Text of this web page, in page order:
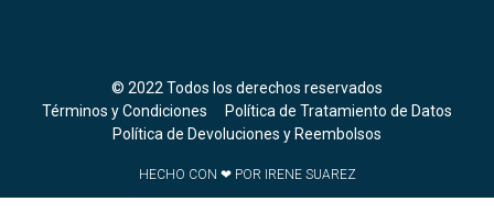
© 2022 Todos los derechos reservados
Términos y Condiciones
Política de Tratamiento de Datos
Política de Devoluciones y Reembolsos
HECHO CON ❤ POR IRENE SUAREZ